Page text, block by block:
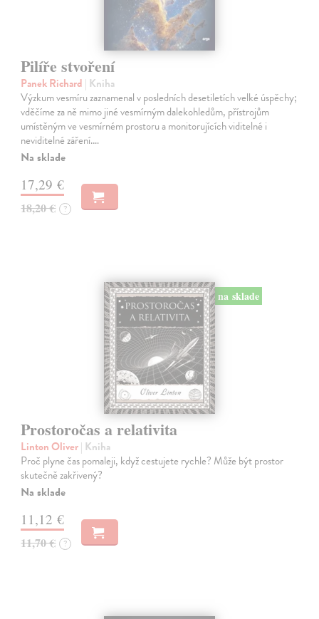
Pilíře stvoření
Panek Richard | Kniha
Výzkum vesmíru zaznamenal v posledních desetiletích velké úspěchy;
vděčíme za ně mimo jiné vesmírným dalekohledům, přístrojům
umístěným ve vesmírném prostoru a monitorujících viditelné i
neviditelné záření.…
Na sklade
17,29 €
18,20 € ?
na sklade
Prostoročas a relativita
Linton Oliver| Kniha
Proč plyne čas pomaleji, když cestujete rychle? Může být prostor
skutečně zakřivený?
Na sklade
11,12 €
11,70 € ?